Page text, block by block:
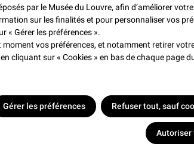
par le Musée du Louvre, afin d’améliorer
sur les finalités et pour personnaliser vos
« Gérer les préférences ».
vos préférences, et notamment retirer
cliquant sur « Cookies » en bas de chaque page
Gérer les préférences Refuser tout, sauf
Autoriser